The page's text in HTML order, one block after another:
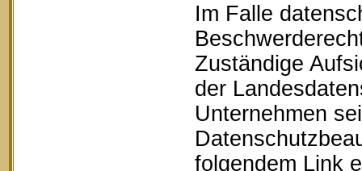
Im Falle
Zuständige
der
Unternehmen
folgendem Link